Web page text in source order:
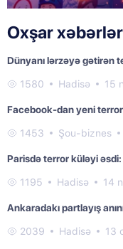
Oxşar xəbərlər
Dünyanı lərzəyə gətirən
1580 Hadisə 15
Facebook-dan yeni
1453 Şou-biznes
Parisdə terror küləyi
1195 Hadisə 14
Ankaradakı partlayış
2039 Hadisə 13